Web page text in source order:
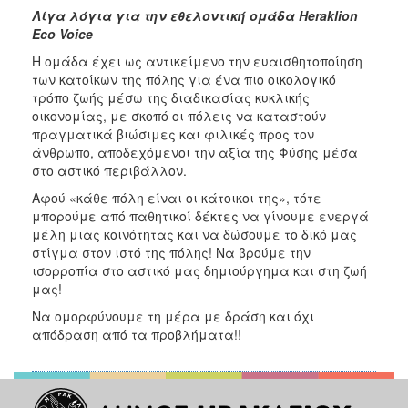
Λίγα λόγια για την εθελοντική ομάδα Heraklion
Eco Voice
H ομάδα έχει ως αντικείμενο την ευαισθητοποίηση
των κατοίκων της πόλης για ένα πιο οικολογικό
τρόπο ζωής μέσω της διαδικασίας κυκλικής
οικονομίας, με σκοπό οι πόλεις να καταστούν
πραγματικά βιώσιμες και φιλικές προς τον
άνθρωπο, αποδεχόμενοι την αξία της Φύσης μέσα
στο αστικό περιβάλλον.
Αφού «κάθε πόλη είναι οι κάτοικοι της», τότε
μπορούμε από παθητικοί δέκτες να γίνουμε ενεργά
μέλη μιας κοινότητας και να δώσουμε το δικό μας
στίγμα στον ιστό της πόλης! Να βρούμε την
ισορροπία στο αστικό μας δημιούργημα και στη ζωή
μας!
Να ομορφύνουμε τη μέρα με δράση και όχι
απόδραση από τα προβλήματα!!